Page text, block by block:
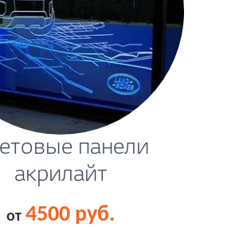
панели
акрилайт
от 4500 руб.